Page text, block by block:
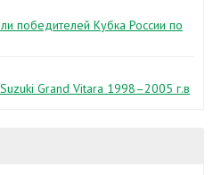
победителей Кубка России по
Grand Vitara 1998–2005 г.в